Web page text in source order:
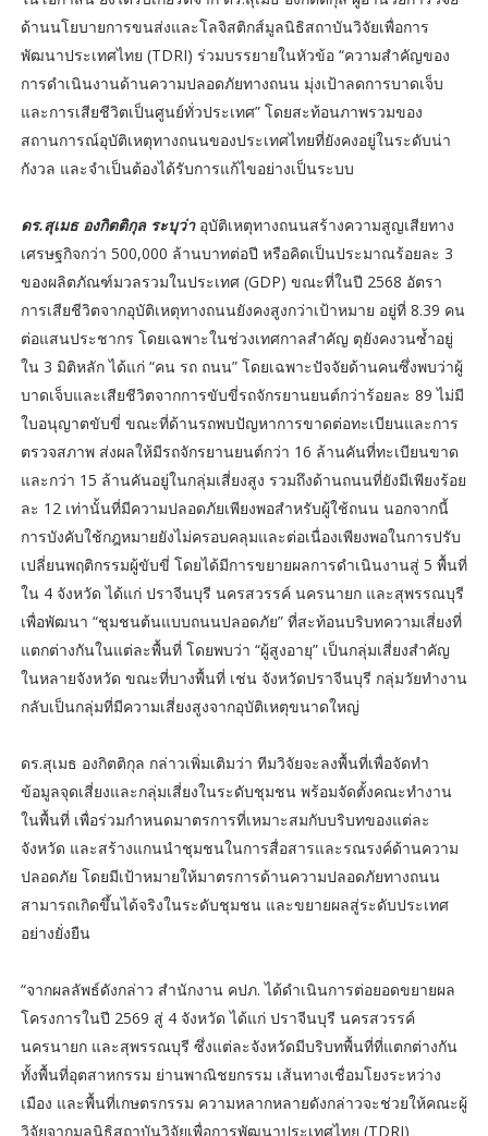
ด้านนโยบายการขนส่งและโลจิสติกส์มูลนิธิสถาบันวิจัยเพื่อการ
พัฒนาประเทศไทย (TDRI) ร่วมบรรยายในหัวข้อ “ความสำคัญของ
การดำเนินงานด้านความปลอดภัยทางถนน มุ่งเป้าลดการบาดเจ็บ
และการเสียชีวิตเป็นศูนย์ทั่วประเทศ” โดยสะท้อนภาพรวมของ
สถานการณ์อุบัติเหตุทางถนนของประเทศไทยที่ยังคงอยู่ในระดับน่า
กังวล และจำเป็นต้องได้รับการแก้ไขอย่างเป็นระบบ
ดร.สุเมธ องกิตติกุล ระบุว่าอุบัติเหตุทางถนนสร้างความสูญเสียทาง
เศรษฐกิจกว่า 500,000 ล้านบาทต่อปี หรือคิดเป็นประมาณร้อยละ 3
ของผลิตภัณฑ์มวลรวมในประเทศ (GDP) ขณะที่ในปี 2568 อัตรา
การเสียชีวิตจากอุบัติเหตุทางถนนยังคงสูงกว่าเป้าหมาย อยู่ที่ 8.39 คน
ต่อแสนประชากร โดยเฉพาะในช่วงเทศกาลสำคัญ ตุยังคงวนซ้ำอยู่
ใน 3 มิติหลัก ได้แก่ “คน รถ ถนน” โดยเฉพาะปัจจัยด้านคนซึ่งพบว่าผู้
บาดเจ็บและเสียชีวิตจากการขับขี่รถจักรยานยนต์กว่าร้อยละ 89 ไม่มี
ใบอนุญาตขับขี่ ขณะที่ด้านรถพบปัญหาการขาดต่อทะเบียนและการ
ตรวจสภาพ ส่งผลให้มีรถจักรยานยนต์กว่า 16 ล้านคันที่ทะเบียนขาด
และกว่า 15 ล้านคันอยู่ในกลุ่มเสี่ยงสูง รวมถึงด้านถนนที่ยังมีเพียงร้อย
ละ 12 เท่านั้นที่มีความปลอดภัยเพียงพอสำหรับผู้ใช้ถนน นอกจากนี้
การบังคับใช้กฎหมายยังไม่ครอบคลุมและต่อเนื่องเพียงพอในการปรับ
เปลี่ยนพฤติกรรมผู้ขับขี่ โดยได้มีการขยายผลการดำเนินงานสู่ 5 พื้นที่
ใน 4 จังหวัด ได้แก่ ปราจีนบุรี นครสวรรค์ นครนายก และสุพรรณบุรี
เพื่อพัฒนา “ชุมชนต้นแบบถนนปลอดภัย” ที่สะท้อนบริบทความเสี่ยงที่
แตกต่างกันในแต่ละพื้นที่ โดยพบว่า “ผู้สูงอายุ” เป็นกลุ่มเสี่ยงสำคัญ
ในหลายจังหวัด ขณะที่บางพื้นที่ เช่น จังหวัดปราจีนบุรี กลุ่มวัยทำงาน
กลับเป็นกลุ่มที่มีความเสี่ยงสูงจากอุบัติเหตุขนาดใหญ่
ดร.สุเมธ องกิตติกุล กล่าวเพิ่มเติมว่า ทีมวิจัยจะลงพื้นที่เพื่อจัดทำ
ข้อมูลจุดเสี่ยงและกลุ่มเสี่ยงในระดับชุมชน พร้อมจัดตั้งคณะทำงาน
ในพื้นที่ เพื่อร่วมกำหนดมาตรการที่เหมาะสมกับบริบทของแต่ละ
จังหวัด และสร้างแกนนำชุมชนในการสื่อสารและรณรงค์ด้านความ
ปลอดภัย โดยมีเป้าหมายให้มาตรการด้านความปลอดภัยทางถนน
สามารถเกิดขึ้นได้จริงในระดับชุมชน และขยายผลสู่ระดับประเทศ
อย่างยั่งยืน
“จากผลลัพธ์ดังกล่าว สำนักงาน คปภ. ได้ดำเนินการต่อยอดขยายผล
โครงการในปี 2569 สู่ 4 จังหวัด ได้แก่ ปราจีนบุรี นครสวรรค์
นครนายก และสุพรรณบุรี ซึ่งแต่ละจังหวัดมีบริบทพื้นที่ที่แตกต่างกัน
ทั้งพื้นที่อุตสาหกรรม ย่านพาณิชยกรรม เส้นทางเชื่อมโยงระหว่าง
เมือง และพื้นที่เกษตรกรรม ความหลากหลายดังกล่าวจะช่วยให้คณะผู้
วิจัยจากมูลนิธิสถาบันวิจัยเพื่อการพัฒนาประเทศไทย (TDRI)